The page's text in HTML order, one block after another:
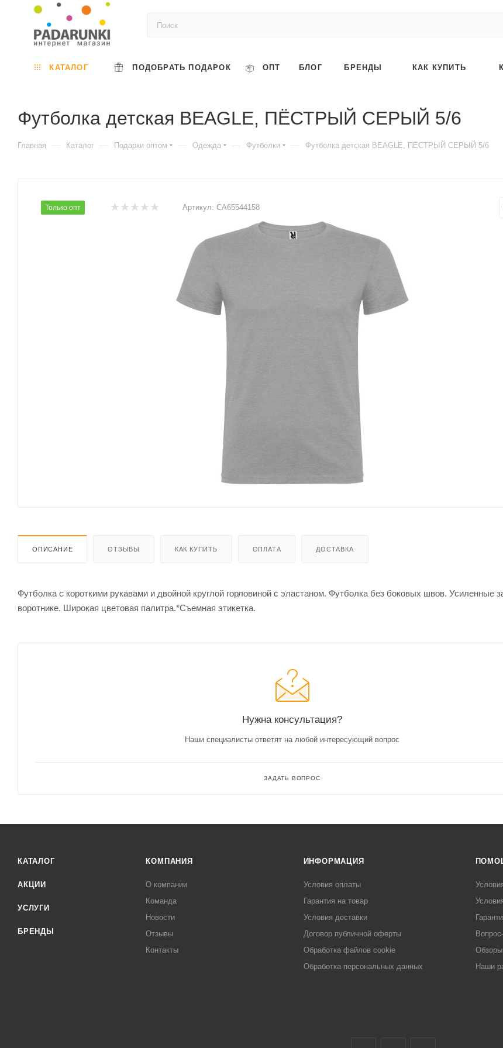
КАТАЛОГ ПОДОБРАТЬ ПОДАРОК ОПТ БЛОГ БРЕНДЫ КАК КУПИТЬ
Футболка детская BEAGLE, ПЁСТРЫЙ СЕРЫЙ 5/6
Главная — Каталог — Подарки оптом — Одежда — Футболки — Футболка детская BEAGLE, ПЁСТРЫЙ СЕРЫЙ 5/6
Только опт Артикул: CA65544158
ОПИСАНИЕ ОТЗЫВЫ КАК КУПИТЬ ОПЛАТА ДОСТАВКА
Футболка с короткими рукавами и двойной круглой горловиной с эластаном. Футболка без боковых швов. Усиленные
воротнике. Широкая цветовая палитра.*Съемная этикетка.
Нужна консультация?
Наши специалисты ответят на любой интересующий вопрос
ЗАДАТЬ ВОПРОС
КАТАЛОГ
АКЦИИ
УСЛУГИ
БРЕНДЫ
КОМПАНИЯ
О компании
Команда
Новости
Отзывы
Контакты
ИНФОРМАЦИЯ
Условия оплаты
Гарантия на товар
Условия доставки
Договор публичной оферты
Обработка файлов cookie
Обработка персональных данных
Обзоры
Наши